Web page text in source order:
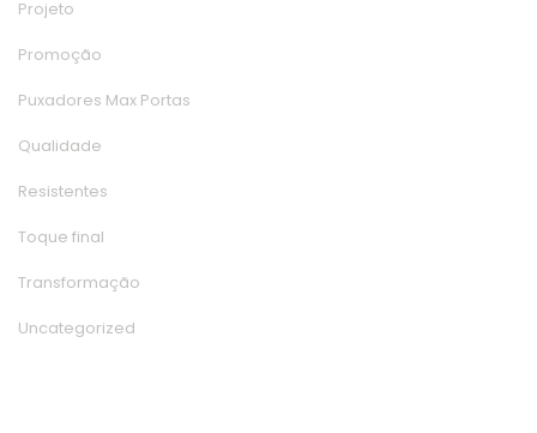
Projeto
Promoção
Puxadores Max Porta
Qualidade
Resistente
Toque final
Transformação
Uncategorized